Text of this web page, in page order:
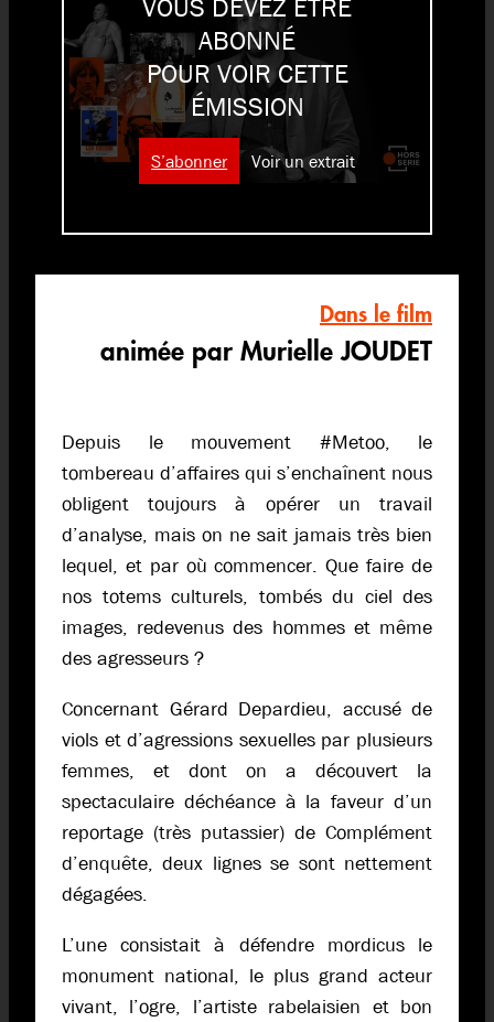
VOUS DEVEZ ÊTRE
ABONNÉ
POUR VOIR CETTE
ÉMISSION
S’abonner Voir un extrait
Dans le film
animée par Murielle JOUDET
Depuis le mouvement #Metoo, le
tombereau d’affaires qui s’enchaînent nous
obligent toujours à opérer un travail
d’analyse, mais on ne sait jamais très bien
lequel, et par où commencer. Que faire de
nos totems culturels, tombés du ciel des
images, redevenus des hommes et même
des agresseurs ?
Concernant Gérard Depardieu, accusé de
viols et d’agressions sexuelles par plusieurs
femmes, et dont on a découvert la
spectaculaire déchéance à la faveur d’un
reportage (très putassier) de Complément
d’enquête, deux lignes se sont nettement
dégagées.
L’une consistait à défendre mordicus le
monument national, le plus grand acteur
vivant, l’ogre, l’artiste rabelaisien et bon